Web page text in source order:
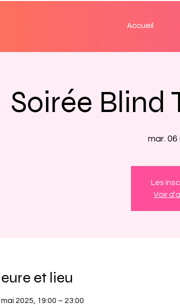
Accueil
Soirée Blind
mar. 06
Les
Voir
et lieu
2025, 19:00 – 23:00